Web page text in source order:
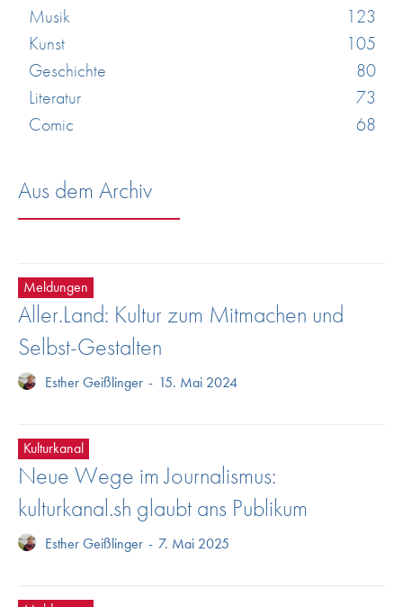
Musik
123
Kunst
105
Geschichte
80
Literatur
73
Comic
68
Aus dem Archiv
Meldungen
Aller.Land: Kultur zum Mitmachen und
Selbst-Gestalten
Esther Geißlinger - 15. Mai 2024
Kulturkanal
Neue Wege im Journalismus:
kulturkanal.sh glaubt ans Publikum
Esther Geißlinger - 7. Mai 2025